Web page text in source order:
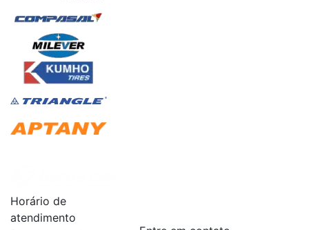
Horário de
atendimento